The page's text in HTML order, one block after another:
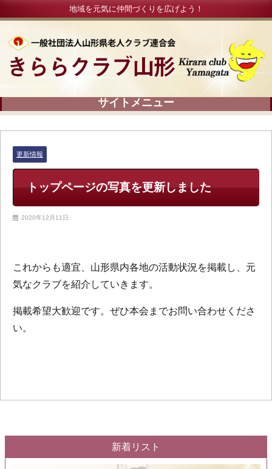
地域を元気に仲間づくりを広げよう！
更新情報
トップページの写真を更新しました
2020年12月11日
これからも適宜、山形県内各地の活動状況を掲載し、元
気なクラブを紹介していきます。
掲載希望大歓迎です。ぜひ本会までお問い合わせくださ
い。
新着リスト